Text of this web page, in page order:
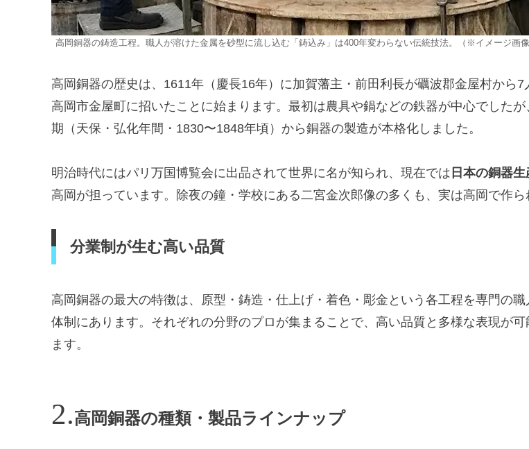
高岡銅器の鋳造工程。職人が溶けた金属を砂型に流し込む「鋳込み」は400年変わらない伝統技法。（※イメージ画像
高岡銅器の歴史は、1611年（慶長16年）に加賀藩主・前田利長が礪波郡金屋村から7
高岡市金屋町に招いたことに始まります。最初は農具や鍋などの鉄器が中心でしたが
期（天保・弘化年間・1830〜1848年頃）から銅器の製造が本格化しました。
明治時代にはパリ万国博覧会に出品されて世界に名が知られ、現在では 日本の銅器
高岡が担っています。除夜の鐘・学校にある二宮金次郎像の多くも、実は高岡で作ら
分業制が生む高い品質
高岡銅器の最大の特徴は、原型・鋳造・仕上げ・着色・彫金という各工程を専門の職
体制にあります。それぞれの分野のプロが集まることで、高い品質と多様な表現が可
ます。
高岡銅器の種類・製品ラインナップ